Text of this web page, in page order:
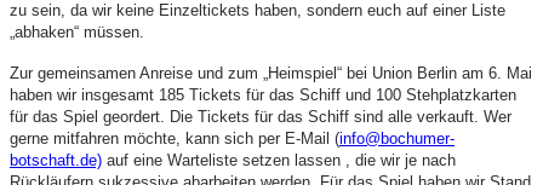
zu sein, da wir keine Einzeltickets haben, sondern euch auf einer Liste
„abhaken“ müssen.
Zur gemeinsamen Anreise und zum „Heimspiel“ bei Union Berlin am 6. Mai
haben wir insgesamt 185 Tickets für das Schiff und 100 Stehplatzkarten
für das Spiel geordert. Die Tickets für das Schiff sind alle verkauft. Wer
gerne mitfahren möchte, kann sich per E-Mail (info@bochumer-
botschaft.de) auf eine Warteliste setzen lassen , die wir je nach